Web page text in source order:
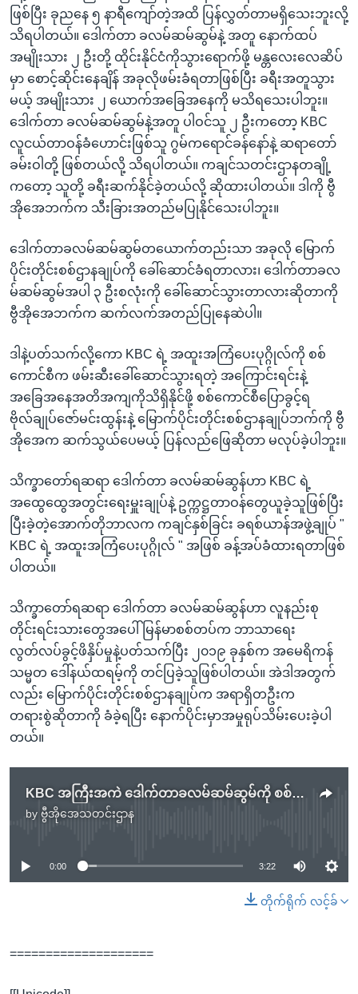
ဖြစ်ပြီး ခုညနေ ၅ နာရီကျော်တဲ့အထိ ပြန်လွှတ်တာမရှိသေးဘူးလို့
သိရပါတယ်။ ဒေါက်တာ ခလမ်ဆမ်ဆွမ်နဲ့ အတူ နောက်ထပ်
အမျိုးသား ၂ ဦးတို့ ထိုင်းနိုင်ငံကိုသွားရောက်ဖို့ မန္တလေးလေဆိပ်
မှာ စောင့်ဆိုင်းနေချိန် အခုလိုဖမ်းခံရတာဖြစ်ပြီး ခရီးအတူသွား
မယ့် အမျိုးသား ၂ ယောက်အခြေအနေကို မသိရသေးပါဘူး။
ဒေါက်တာ ခလမ်ဆမ်ဆွမ်နဲ့အတူ ပါဝင်သူ ၂ ဦးကတော့ KBC
လူငယ်တာဝန်ခံ‌ဟောင်းဖြစ်သူ ဂွမ်ကရောင်ခန်နော်နဲ့ ဆရာတော်
ခမ်းဝါတို့ ဖြစ်တယ်လို့ သိရပါတယ်။ ကချင်သတင်းဌာနတချို့
ကတော့ သူတို့ ခရီးဆက်နိုင်ခဲ့တယ်လို့ ဆိုထားပါတယ်။ ဒါကို ဗွီ
အိုအေဘက်က သီးခြားအတည်မပြုနိုင်သေးပါဘူး။
ဒေါက်တာခလမ်ဆမ်ဆွမ်တယောက်တည်းသာ အခုလို မြောက်
ပိုင်းတိုင်းစစ်ဌာနချုပ်ကို ခေါ်ဆောင်ခံရတာလား၊ ဒေါက်တာခလ
မ်ဆမ်ဆွမ်အပါ ၃ ဦးစလုံးကို ခေါ်ဆောင်သွားတာလားဆိုတာကို
ဗွီအိုအေဘက်က ဆက်လက်အတည်ပြုနေဆဲပါ။
ဒါနဲ့ပတ်သက်လို့ကော KBC ရဲ့ အထူးအကြံပေးပုဂ္ဂိုလ်ကို စစ်
ကောင်စီက ဖမ်းဆီးခေါ်ဆောင်သွားရတဲ့ အကြောင်းရင်းနဲ့
အခြေအနေအတိအကျကိုသိရှိနိုင်ဖို့ စစ်ကောင်စီပြောခွင့်ရ
ဗိုလ်ချုပ်ဇော်မင်းထွန်းနဲ့ မြောက်ပိုင်းတိုင်းစစ်ဌာနချုပ်ဘက်ကို ဗွီ
အိုအေက ဆက်သွယ်ပေမယ့် ပြန်လည်ဖြေဆိုတာ မလုပ်ခဲ့ပါဘူး။
သိက္ခာတော်ရဆရာ ဒေါက်တာ ခလမ်ဆမ်ဆွန်ဟာ KBC ရဲ့
အထွေထွေအတွင်းရေးမှူးချုပ်နဲ့ ဥက္ကဋ္ဌတာဝန်တွေယူခဲ့သူဖြစ်ပြီး
ပြီးခဲ့တဲ့အောက်တိုဘာလက ကချင်နှစ်ခြင်း ခရစ်ယာန်အဖွဲ့ချုပ် "
KBC ရဲ့ အထူးအကြံပေးပုဂ္ဂိုလ် " အဖြစ် ခန့်အပ်ခံထားရတာဖြစ်
ပါတယ်။
သိက္ခာတော်ရဆရာ ဒေါက်တာ ခလမ်ဆမ်ဆွန်ဟာ လူနည်းစု
တိုင်းရင်းသားတွေအပေါ် မြန်မာစစ်တပ်က ဘာသာရေး
လွတ်လပ်ခွင့်ဖိနှိပ်မှုနဲ့ပတ်သက်ပြီး ၂၀၁၉ ခုနှစ်က အမေရိကန်
သမ္မတ ဒေါ်နယ်ထရမ့်ကို တင်ပြခဲ့သူဖြစ်ပါတယ်။ အဲဒါအတွက်
လည်း မြောက်ပိုင်းတိုင်းစစ်ဌာနချုပ်က အရာရှိတဦးက
တရားစွဲဆိုတာကို ခံခဲ့ရပြီး နောက်ပိုင်းမှာအမှုရုပ်သိမ်းပေးခဲ့ပါ
တယ်။
KBC အကြီးအကဲ ဒေါက်တာခလမ်ဆမ်ဆွမ်ကို စစ်ကောင်စီက ခရီးသွားခွင့်ပိတ်ပင်ပြီး ထိန်းသိမ်းထား.mp3
by ဗွီအိုအေသတင်းဌာန
No media source currently available
0:00 3:22
တိုက်ရိုက် လင့်ခ်
====================